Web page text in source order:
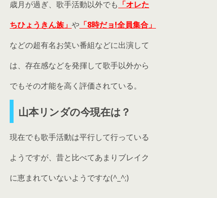
歳月が過ぎ、歌手活動以外でも 「オレた
ちひょうきん族」 や 「8時だョ!全員集合」
などの超有名お笑い番組などに出演して
は、存在感などを発揮して歌手以外から
でもその才能を高く評価されている。
山本リンダの今現在は？
現在でも歌手活動は平行して行っている
ようですが、昔と比べてあまりブレイク
に恵まれていないようですな(^_^;)